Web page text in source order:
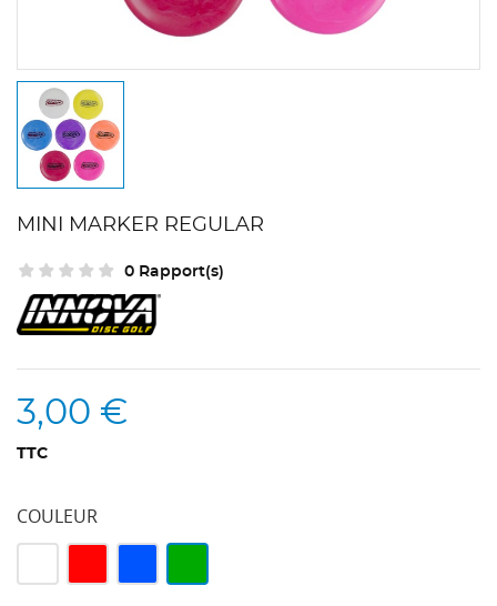
MINI MARKER REGULAR
0 Rapport(s)
3,00 €
TTC
COULEUR